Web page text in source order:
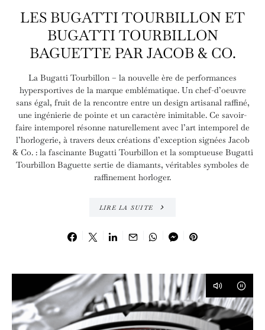
LES BUGATTI TOURBILLON ET
BUGATTI TOURBILLON
BAGUETTE PAR JACOB & CO.
La Bugatti Tourbillon – la nouvelle ère de performances
hypersportives de la marque emblématique. Un chef-d’oeuvre
sans égal, fruit de la rencontre entre un design artisanal raffiné,
une ingénierie de pointe et un caractère inimitable. Ce savoir-
faire intemporel résonne naturellement avec l’art intemporel de
l’horlogerie, à travers deux créations d’exception signées Jacob
& Co. : la fascinante Bugatti Tourbillon et la somptueuse Bugatti
Tourbillon Baguette sertie de diamants, véritables symboles de
raffinement horloger.
LIRE LA SUITE